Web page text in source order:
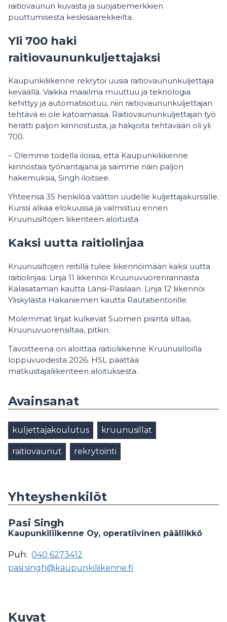
raitiovaunun kuvasta ja suojatiemerkkien
puuttumisesta keskisaarekkeilta.
Yli 700 haki
raitiovaununkuljettajaksi
Kaupunkiliikenne rekrytoi uusia raitiovaununkuljettajia
keväällä. Vaikka maailma muuttuu ja teknologia
kehittyy ja automatisoituu, niin raitiovaununkuljettajan
tehtävä ei ole katoamassa. Raitiovaununkuljettajan työ
herätti paljon kiinnostusta, ja hakijoita tehtävään oli yli
700.
– Olemme todella iloisia, että Kaupunkiliikenne
kiinnostaa työnantajana ja saimme näin paljon
hakemuksia, Singh iloitsee.
Yhteensä 35 henkilöä valittiin uudelle kuljettajakurssille.
Kurssi alkaa elokuussa ja valmistuu ennen
Kruunusiltojen liikenteen aloitusta.
Kaksi uutta raitiolinjaa
Kruunusiltojen reitillä tulee liikennöimään kaksi uutta
raitiolinjaa: Linja 11 liikennöi Kruunuvuorenrannasta
Kalasataman kautta Länsi-Pasilaan. Linja 12 liikennöi
Yliskylästä Hakaniemen kautta Rautatientorille.
Molemmat linjat kulkevat Suomen pisintä siltaa,
Kruunuvuorensiltaa, pitkin.
Tavoitteena on aloittaa raitioliikenne Kruunusilloilla
loppuvuodesta 2026. HSL päättää
matkustajaliikenteen aloituksesta.
Avainsanat
kuljettajakoulutus kruunusillat
raitiovaunut rekrytointi
Yhteyshenkilöt
Pasi Singh
Kaupunkiliikenne Oy, operatiivinen päällikkö
Puh: 040 6273412
pasi.singh@kaupunkiliikenne.fi
Kuvat